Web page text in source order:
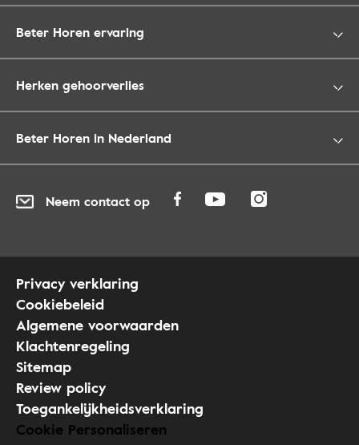
Beter Horen ervaring
Herken gehoorverlies
Beter Horen in Nederland
Neem contact op
Privacy verklaring
Cookiebeleid
Algemene voorwaarden
Klachtenregeling
Sitemap
Review policy
Toegankelijkheidsverklaring
Cookie Personaliseren